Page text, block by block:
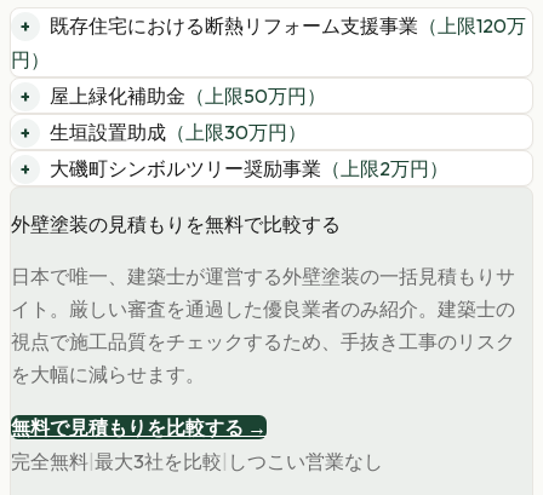
既存住宅における断熱リフォーム支援事業 （上限120万
円）
屋上緑化補助金 （上限50万円）
生垣設置助成 （上限30万円）
大磯町シンボルツリー奨励事業 （上限2万円）
外壁塗装の見積もりを無料で比較する
日本で唯一、建築士が運営する外壁塗装の一括見積もりサ
イト。厳しい審査を通過した優良業者のみ紹介。建築士の
視点で施工品質をチェックするため、手抜き工事のリスク
を大幅に減らせます。
無料で見積もりを比較する →
完全無料 最大3社を比較 しつこい営業なし